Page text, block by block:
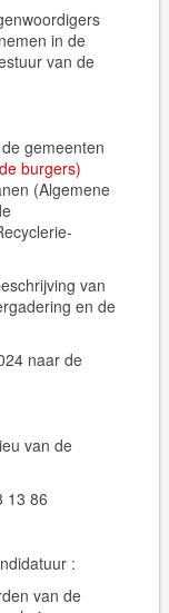
in de
van de
gemeenten
burgers)
(Algemene
van
en de
naar de
van de
13 86
:
van de